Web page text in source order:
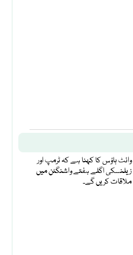
وائٹ ہاؤس کا کہنا ہے کہ ٹرمپ اور
زیلنسکی اگلے ہفتے واشنگٹن میں
ملاقات کریں گے۔